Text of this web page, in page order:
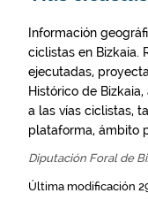
Información
ciclistas en Bizkaia.
ejecutadas,
Histórico de
a las vías ciclistas,
plataforma, ámbito
Diputación Foral de
Última modificación